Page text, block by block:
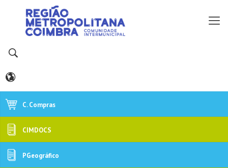
C. Compras
CIMDOCS
PGeográfico